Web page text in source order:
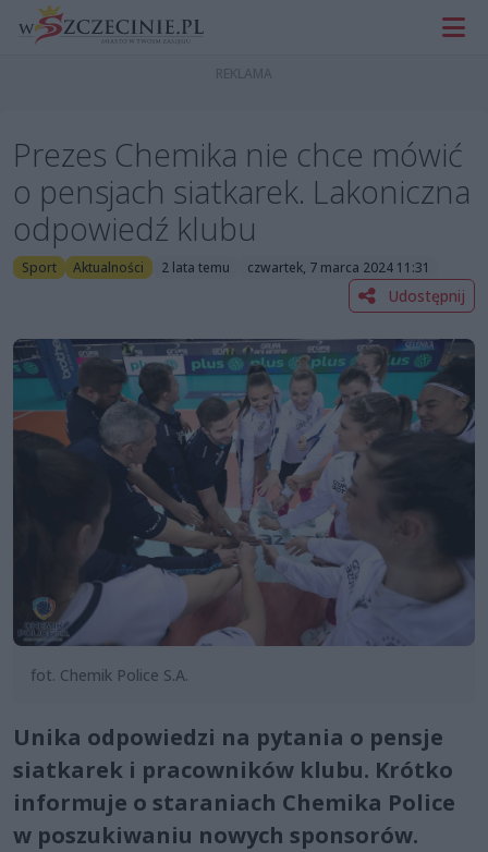
Prezes Chemika nie chce mówić
o pensjach siatkarek. Lakoniczna
odpowiedź klubu
Sport Aktualności 2 lata temu czwartek, 7 marca 2024 11:31
Udostępnij
fot. Chemik Police S.A.
Unika odpowiedzi na pytania o pensje
siatkarek i pracowników klubu. Krótko
informuje o staraniach Chemika Police
w poszukiwaniu nowych sponsorów.